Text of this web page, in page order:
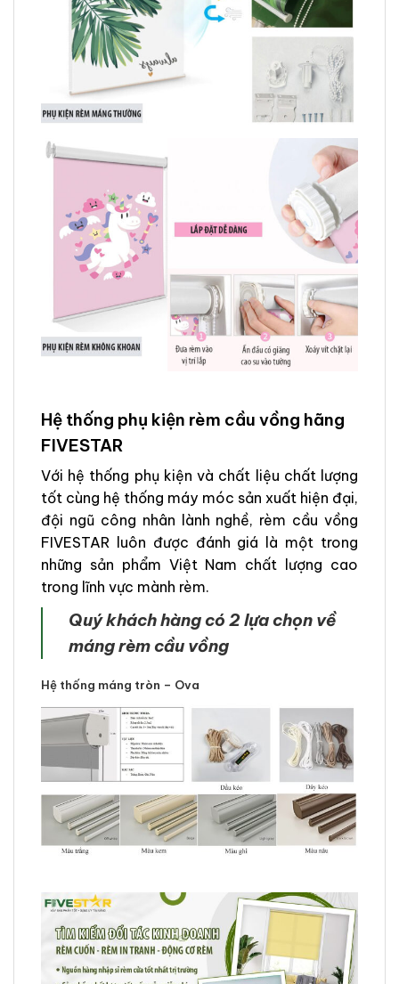
Hệ thống phụ kiện rèm cầu vồng hãng
FIVESTAR
Với hệ thống phụ kiện và chất liệu chất lượng
tốt cùng hệ thống máy móc sản xuất hiện đại,
đội ngũ công nhân lành nghề, rèm cầu vồng
FIVESTAR luôn được đánh giá là một trong
những sản phẩm Việt Nam chất lượng cao
trong lĩnh vực mành rèm.
Quý khách hàng có 2 lựa chọn về
máng rèm cầu vồng
Hệ thống máng tròn – Ova